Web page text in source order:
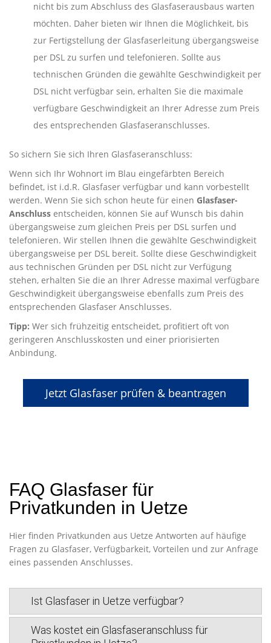
nicht bis zum Abschluss des Glasfaserausbaus warten
möchten. Daher bieten wir Ihnen die Möglichkeit, bis
zur Fertigstellung der Glasfaserleitung übergangsweise
per DSL zu surfen und telefonieren. Sollte aus
technischen Gründen die gewählte Geschwindigkeit per
DSL nicht verfügbar sein, erhalten Sie die maximale
verfügbare Geschwindigkeit an Ihrer Adresse zum Preis
des entsprechenden Glasfaseranschlusses.
So sichern Sie sich Ihren Glasfaseranschluss:
Wenn sich Ihr Wohnort im Blau eingefärbten Bereich
befindet, ist i.d.R. Glasfaser verfügbar und kann vorbestellt
werden. Wenn Sie sich schon heute für einen Glasfaser-
Anschluss entscheiden, können Sie auf Wunsch bis dahin
übergangsweise zum gleichen Preis per DSL surfen und
telefonieren. Wir stellen Ihnen die gewählte Geschwindigkeit
übergangsweise per DSL bereit. Sollte diese Geschwindigkeit
aus technischen Gründen per DSL nicht zur Verfügung
stehen, erhalten Sie die an Ihrer Adresse maximal verfügbare
Geschwindigkeit übergangsweise ebenfalls zum Preis des
entsprechenden Glasfaser Anschlusses.
Tipp: Wer sich frühzeitig entscheidet, profitiert oft von
geringeren Anschlusskosten und einer priorisierten
Anbindung.
Jetzt Glasfaser prüfen & beantragen
FAQ Glasfaser für
Privatkunden in Uetze
Hier finden Privatkunden aus Uetze Antworten auf häufige
Fragen zu Glasfaser, Verfügbarkeit, Vorteilen und zur Anfrage
eines passenden Anschlusses.
Ist Glasfaser in Uetze verfügbar?
Was kostet ein Glasfaseranschluss für